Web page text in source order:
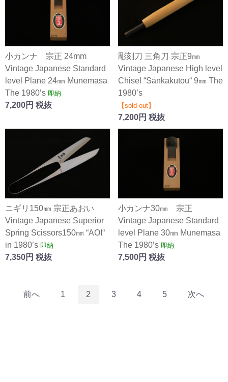
小カンナ 宗正 24mm
Vintage Japanese Standard
level Plane 24㎜ Munemasa
The 1980’s 即納
7,200円 税抜
彫刻刀 三角刀 宗正9㎜
Vintage Japanese High level
Chisel “Sankakutou“ 9㎜ The
1980’s
【sold out】
7,200円 税抜
ニギリ150㎜ 宗正あおい
Vintage Japanese Superior
Spring Scissors150㎜ “AOI“
in 1980’s 即納
7,350円 税抜
小カンナ30㎜ 宗正
Vintage Japanese Standard
level Plane 30㎜ Munemasa
The 1980’s 即納
7,500円 税抜
前へ 1 2 3 4 5 次へ